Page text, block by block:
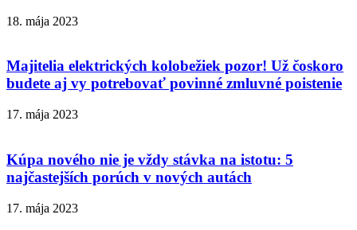
18. mája 2023
Majitelia elektrických kolobežiek pozor! Už čoskoro
budete aj vy potrebovať povinné zmluvné poistenie
17. mája 2023
Kúpa nového nie je vždy stávka na istotu: 5
najčastejších porúch v nových autách
17. mája 2023